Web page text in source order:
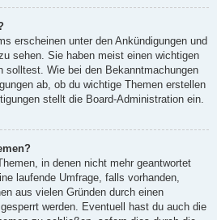
erscheinen unter den Ankündigungen und
sehen. Sie haben meist einen wichtigen
solltest. Wie bei den Bekanntmachungen
ab, ob du wichtige Themen erstellen
stellt die Board-Administration ein.
in denen nicht mehr geantwortet
laufende Umfrage, falls vorhanden,
aus vielen Gründen durch einen
werden. Eventuell hast du auch die